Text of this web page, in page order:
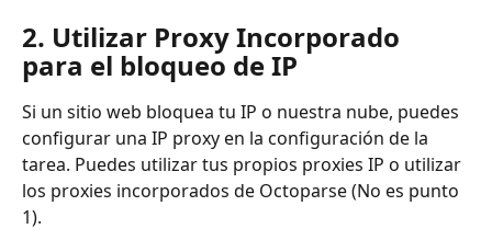
2. Utilizar Proxy Incorporado
para el bloqueo de IP
Si un sitio web bloquea tu IP o nuestra nube, puedes
configurar una IP proxy en la configuración de la
tarea. Puedes utilizar tus propios proxies IP o utilizar
los proxies incorporados de Octoparse (No es punto
1).